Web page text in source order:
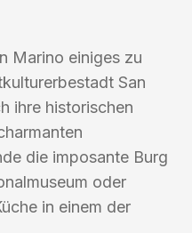
Marino einiges zu
San
ihre historischen
die imposante Burg
oder
in einem der